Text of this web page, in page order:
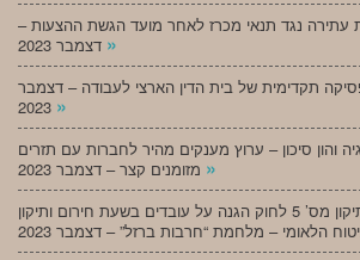
עתירה נגד תנאי מכרז לאחר מועד הגשת ההצעות –
»
תקדימית של בית הדין הארצי לעבודה – דצמבר
»
והון סיכון – ערוץ מענקים מהיר לחברות עם תזרים
»
מעו”דכן יחסי עבודה – תיקון מס’ 5 לחוק הגנה על עובדים בשעת חירום ותיקון